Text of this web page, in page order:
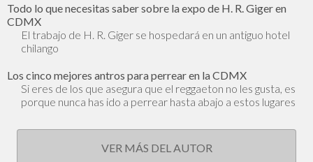
Todo lo que necesitas saber sobre la expo de H. R. Giger en
CDMX
El trabajo de H. R. Giger se hospedará en un antiguo hotel
chilango
Los cinco mejores antros para perrear en la CDMX
Si eres de los que asegura que el reggaeton no les gusta, es
porque nunca has ido a perrear hasta abajo a estos lugares
VER MÁS DEL AUTOR